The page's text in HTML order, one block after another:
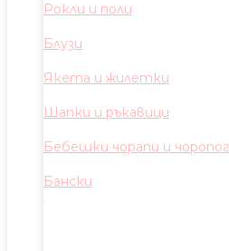
Рокли и поли
Блузи
Якета и жилетки
Шапки и ръкавици
Бебешки чорапи и
Бански